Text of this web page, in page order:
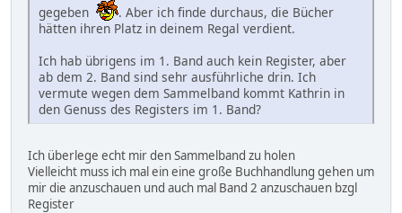
gegeben
. Aber ich finde durchaus, die Bücher
hätten ihren Platz in deinem Regal verdient.
Ich hab übrigens im 1. Band auch kein Register, aber
ab dem 2. Band sind sehr ausführliche drin. Ich
vermute wegen dem Sammelband kommt Kathrin in
den Genuss des Registers im 1. Band?
Ich überlege echt mir den Sammelband zu holen
Vielleicht muss ich mal ein eine große Buchhandlung gehen um
mir die anzuschauen und auch mal Band 2 anzuschauen bzgl
Register